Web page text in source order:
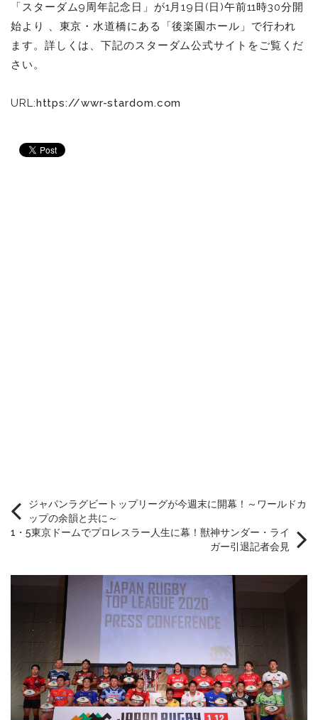
「スターダム9周年記念日」が1月19日(日)午前11時30分開
始より 、東京・水道橋にある「後楽園ホール」で行われ
ます。詳しくは、下記のスターダム公式サイトをご覧くだ
さい。
URL: https://wwr-stardom.com
ジャパンラグビートップリーグが今週末に開幕！～ワールドカ
ップの余韻と共に～
1・5東京ドームでプロレスラー人生に幕！獣神サンダー・ライ
ガー引退記者会見